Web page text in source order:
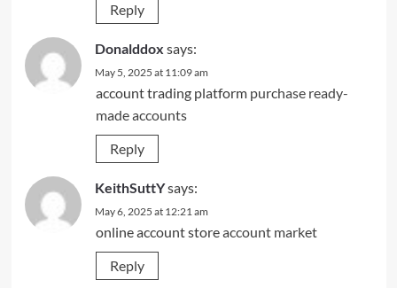
Reply
Donalddox says:
May 5, 2025 at 11:09 am
account trading platform purchase ready-
made accounts
Reply
KeithSuttYsays:
May 6, 2025 at 12:21 am
online account storeaccount market
Reply